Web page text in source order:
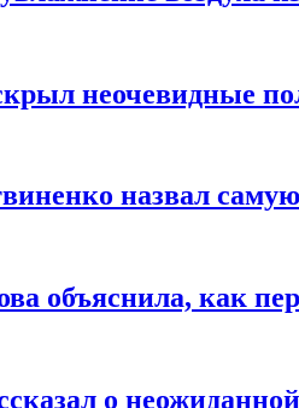
неочевидные
назвал
объяснила, как
о